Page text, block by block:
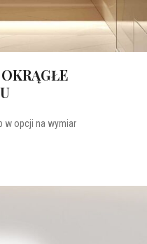
w opcji na wymiar